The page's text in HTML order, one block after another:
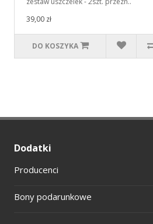
39,00 zł
DO KOSZYKA
Dodatki
Producenci
Bony podarunkowe